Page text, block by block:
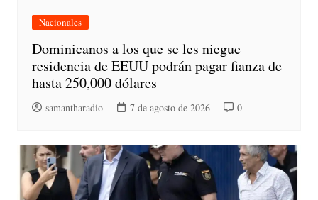
Nacionales
Dominicanos a los que se les niegue
residencia de EEUU podrán pagar fianza de
hasta 250,000 dólares
samantharadio 7 de agosto de 2026 0